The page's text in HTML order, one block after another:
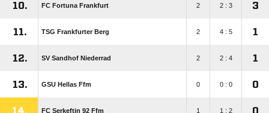
10. FC Fortuna Frankfurt 2 2 : 3 3
11. TSG Frankfurter Berg 2 4 : 5 1
12. SV Sandhof Niederrad 2 2 : 4 1
13. GSU Hellas Ffm 0 0 : 0 0
14. FC Serkeftin 92 Ffm 1 1 : 2 0